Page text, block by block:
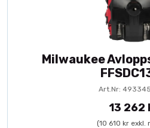
Milwaukee
Art.Nr:
13 262
(10 610 kr exkl.